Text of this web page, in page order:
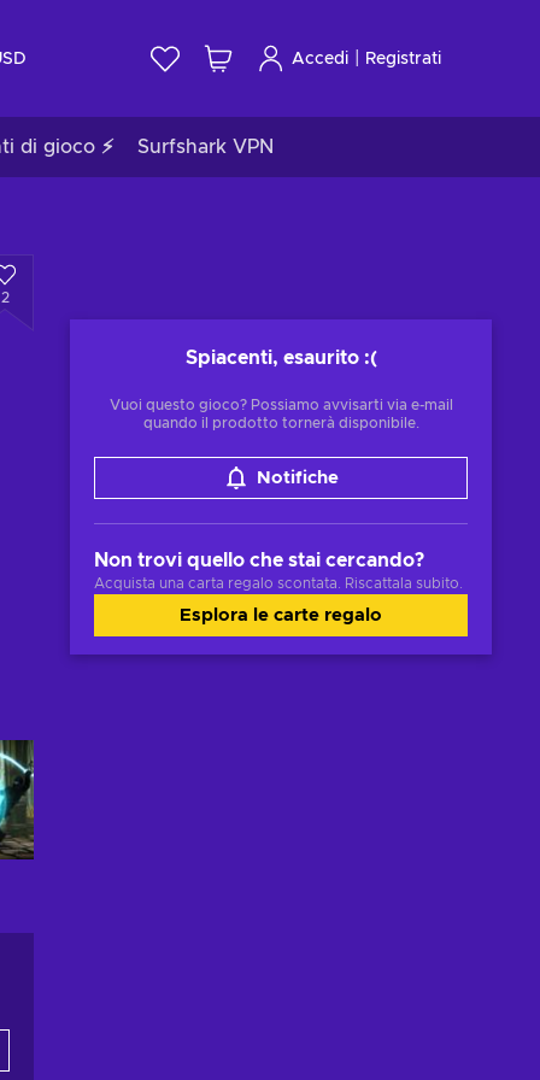
Accedi Registrati
di gioco ⚡ Surfshark VPN
2
Spiacenti, esaurito :(
Vuoi questo gioco? Possiamo avvisarti via e-mail
quando il prodotto tornerà disponibile.
Notifiche
Non trovi quello che stai cercando?
Acquista una carta regalo scontata. Riscattala subito.
Esplora le carte regalo